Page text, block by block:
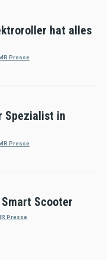
hat alles
Presse
Spezialist in
Presse
Smart Scooter
Presse